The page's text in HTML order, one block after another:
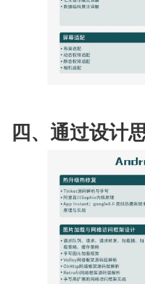
四、通过设计